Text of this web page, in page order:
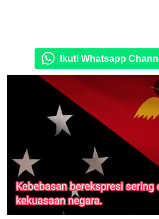
Ikuti Whatsapp